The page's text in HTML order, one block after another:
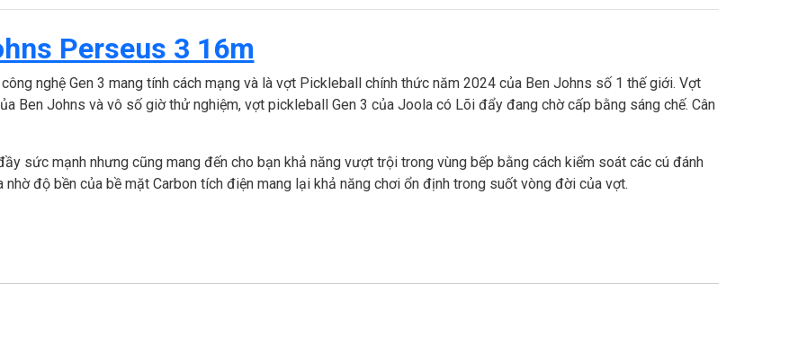
Perseus 3 16m
nghệ Gen 3 mang tính cách mạng và là vợt Pickleball chính thức năm 2024 của Ben Johns số 1 thế giới. Vợt
Ben Johns và vô số giờ thử nghiệm, vợt pickleball Gen 3 của Joola có Lõi đẩy đang chờ cấp bằng sáng chế. Cân
sức mạnh nhưng cũng mang đến cho bạn khả năng vượt trội trong vùng bếp bằng cách kiểm soát các cú đánh
độ bền của bề mặt Carbon tích điện mang lại khả năng chơi ổn định trong suốt vòng đời của vợt.